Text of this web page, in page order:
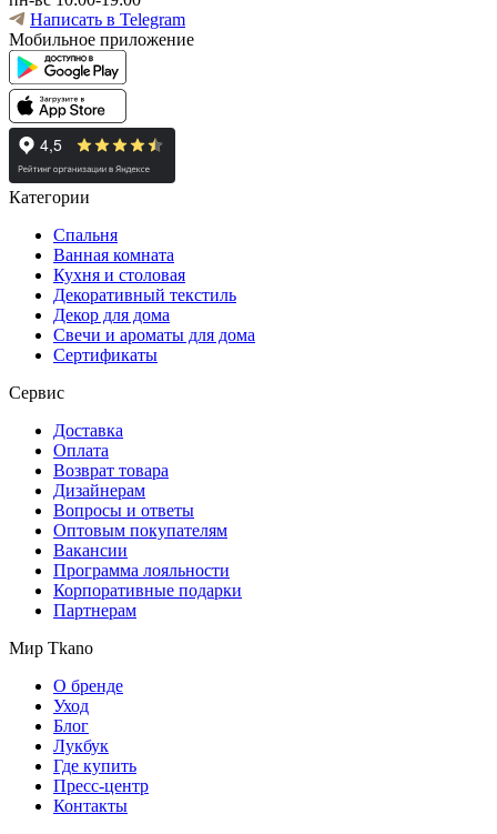
Написать в Telegram
Мобильное приложение
Категории
Спальня
Ванная комната
Кухня и столовая
Декоративный текстиль
Декор для дома
Свечи и ароматы для дома
Сертификаты
Сервис
Доставка
Оплата
Возврат товара
Дизайнерам
Вопросы и ответы
Оптовым покупателям
Вакансии
Программа лояльности
Корпоративные подарки
Партнерам
Мир Tkano
О бренде
Уход
Блог
Лукбук
Где купить
Пресс-центр
Контакты